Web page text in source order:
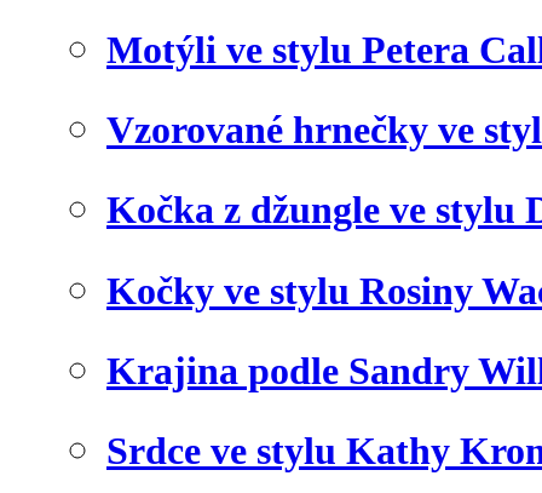
Motýli ve stylu Petera
Vzorované hrnečky ve
Kočka z džungle ve stylu
Kočky ve stylu Rosiny
Krajina podle Sandry
Srdce ve stylu Kathy